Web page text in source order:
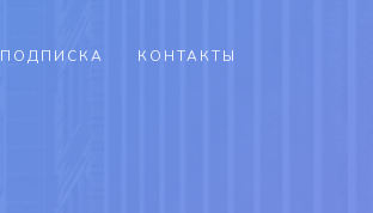
ПОДПИСКА КОНТАКТЫ